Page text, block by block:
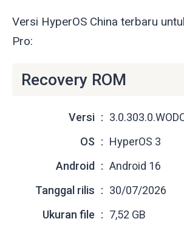
Versi HyperOS China terbaru
Pro:
Recovery ROM
Versi
OS
HyperOS 3
Android
Android 16
Tanggal rilis
30/07/2026
Ukuran file
7,52 GB